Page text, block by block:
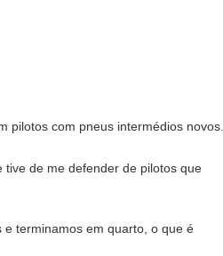
pilotos com pneus intermédios novos.
tive de me defender de pilotos que
e terminamos em quarto, o que é